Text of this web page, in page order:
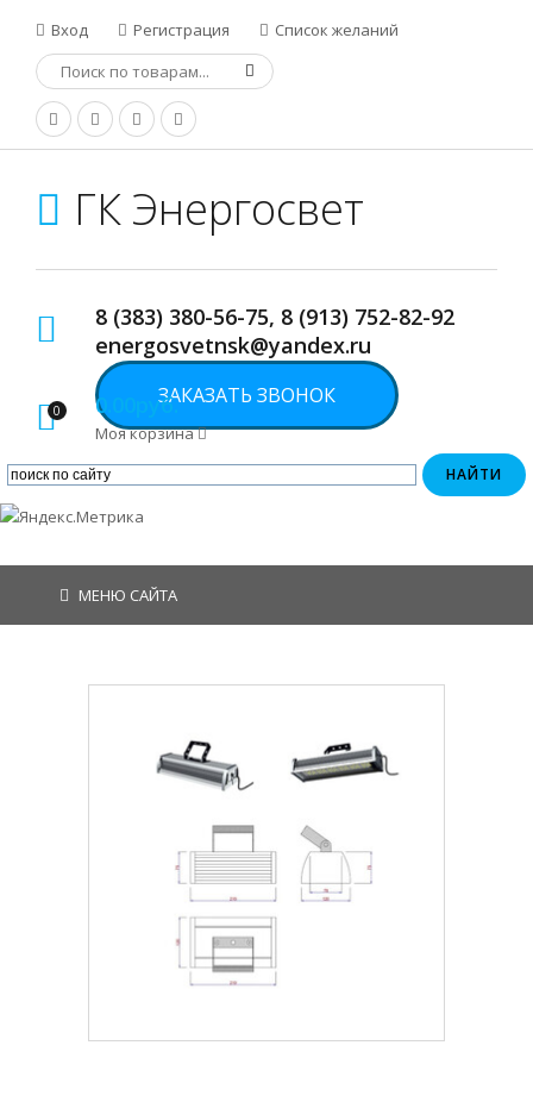
Вход Регистрация Список желаний
ГК Энергосвет
8 (383) 380-56-75, 8 (913) 752-82-92
energosvetnsk@yandex.ru
ЗАКАЗАТЬ ЗВОНОК
0 0.00руб.
Моя корзина
МЕНЮ САЙТА